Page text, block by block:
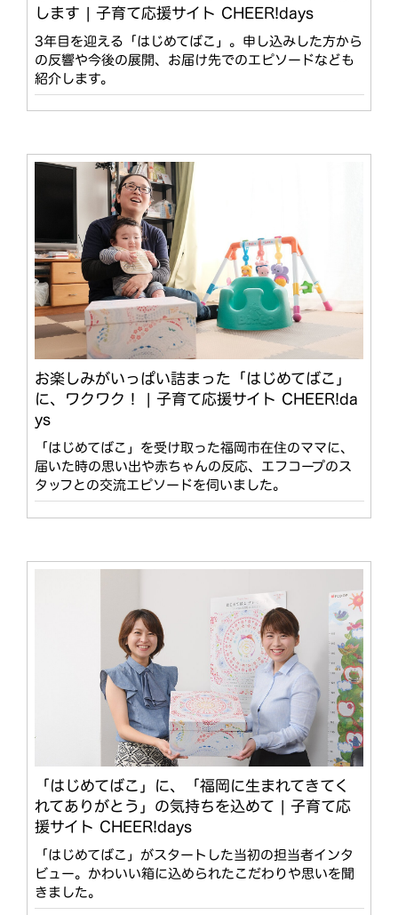
します | 子育て応援サイト CHEER!days
3年目を迎える「はじめてばこ」。申し込みした方から
の反響や今後の展開、お届け先でのエピソードなども
紹介します。
お楽しみがいっぱい詰まった「はじめてばこ」
に、ワクワク！ | 子育て応援サイト CHEER!da
ys
「はじめてばこ」を受け取った福岡市在住のママに、
届いた時の思い出や赤ちゃんの反応、エフコープのス
タッフとの交流エピソードを伺いました。
「はじめてばこ」に、「福岡に生まれてきてく
れてありがとう」の気持ちを込めて | 子育て応
援サイト CHEER!days
「はじめてばこ」がスタートした当初の担当者インタ
ビュー。かわいい箱に込められたこだわりや思いを聞
きました。